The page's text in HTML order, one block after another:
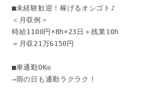
■未経験歓迎！稼げるオシゴト♪
＜月収例＞
時給1100円×8h×23日＋残業10h
＝月収21万6150円
■車通勤OK◎
⇒雨の日も通勤ラクラク！